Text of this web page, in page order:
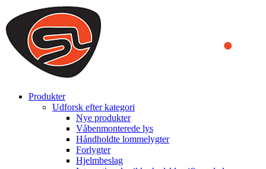
We use cookies to ensure that we provide you the best experience
on our website. By continuing to browse this website, you accept
that cookies are used to help us analyze how the website is used and
to offer you a better experience. To learn more or to find out how
you can disable cookies, you can access our
Produkter
Udforsk efter kategori
Nye produkter
Våbenmonterede lys
Håndholdte lommelygter
Forlygter
Hjelmbeslag